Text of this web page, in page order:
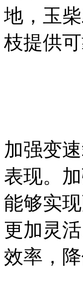
地，玉
枝提供可
加强变
表现。
能够实
更加灵
效率，